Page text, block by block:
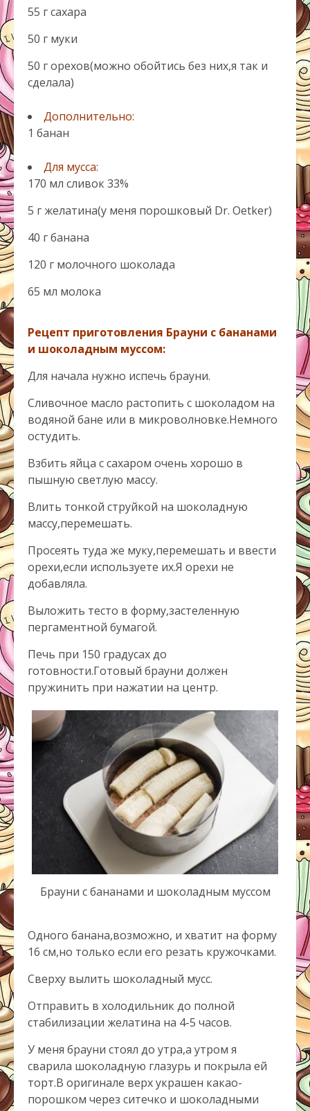
55 г сахара
50 г муки
50 г орехов(можно обойтись без них,я так и
сделала)
Дополнительно:
1 банан
Для мусса:
170 мл сливок 33%
5 г желатина(у меня порошковый Dr. Oetker)
40 г банана
120 г молочного шоколада
65 мл молока
Рецепт приготовления Брауни с бананами
и шоколадным муссом:
Для начала нужно испечь брауни.
Сливочное масло растопить с шоколадом на
водяной бане или в микроволновке.Немного
остудить.
Взбить яйца с сахаром очень хорошо в
пышную светлую массу.
Влить тонкой струйкой на шоколадную
массу,перемешать.
Просеять туда же муку,перемешать и ввести
орехи,если используете их.Я орехи не
добавляла.
Выложить тесто в форму,застеленную
пергаментной бумагой.
Печь при 150 градусах до
готовности.Готовый брауни должен
пружинить при нажатии на центр.
Брауни с бананами и шоколадным муссом
Одного банана,возможно, и хватит на форму
16 см,но только если его резать кружочками.
Сверху вылить шоколадный мусс.
Отправить в холодильник до полной
стабилизации желатина на 4-5 часов.
У меня брауни стоял до утра,а утром я
сварила шоколадную глазурь и покрыла ей
торт.В оригинале верх украшен какао-
порошком через ситечко и шоколадными